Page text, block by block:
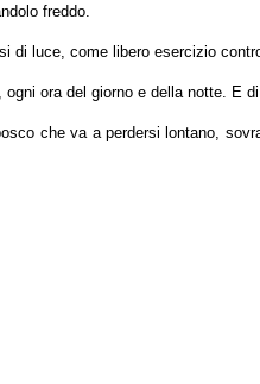
freddo.
luce, come libero esercizio
ora del giorno e della notte. E
che va a perdersi lontano,